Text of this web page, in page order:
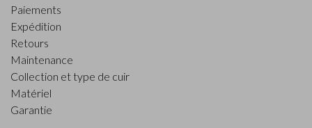
Paiements
Expédition
Retours
Maintenance
Collection et type de cuir
Matériel
Garantie